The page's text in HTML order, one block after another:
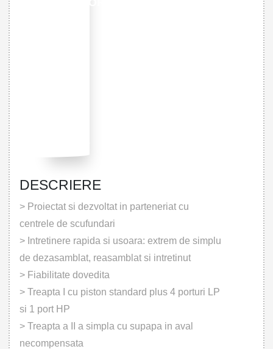
DESCRIERE
> Proiectat si dezvoltat in parteneriat cu
centrele de scufundari
> Intretinere rapida si usoara: extrem de simplu
de dezasamblat, reasamblat si intretinut
> Fiabilitate dovedita
> Treapta I cu piston standard plus 4 porturi LP
si 1 port HP
> Treapta a II a simpla cu supapa in aval
necompensata